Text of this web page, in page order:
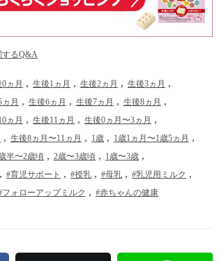
するQ&A
ヵ月 生後1ヵ月 生後2ヵ月 生後3ヵ月
月 生後6ヵ月 生後7ヵ月 生後8ヵ月
ヵ月 生後11ヵ月 生後0ヵ月〜3ヵ月
生後8ヵ月〜11ヵ月 1歳 1歳1ヵ月〜1歳5ヵ月
半〜2歳頃 2歳〜3歳頃 1歳〜3歳
#育児サポート #授乳 #母乳 #乳児用ミルク
フォローアップミルク #赤ちゃんの健康